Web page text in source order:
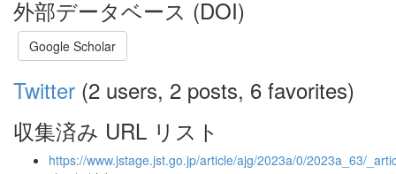
外部データベース (DOI)
Google Scholar
Twitter (2 users, 2 posts, 6 favorites)
収集済み URL リスト
https://www.jstage.jst.go.jp/article/ajg/2023a/0/2023a_63/